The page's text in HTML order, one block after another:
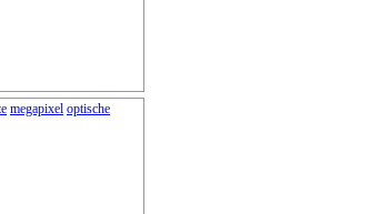
megapixel optische